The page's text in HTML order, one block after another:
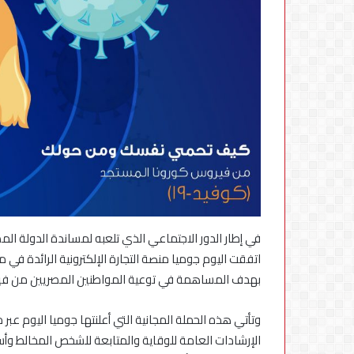
اتفقت اليوم جوميا منصة التجارة الإلكترونية
بهدف المساهمة في توعية المواطنين المصريين من
الإرشادات العامة للوقاية والمتابعة للشخص المخالط
سلسلة
vivo
Y
تشعل
المنافسة
مصر
مع
إطلاق
vivo
Y500
تشعل المنافسة